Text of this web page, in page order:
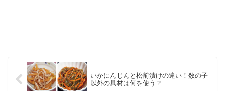
いかにんじんと松前漬けの違い！数の子
以外の具材は何を使う？